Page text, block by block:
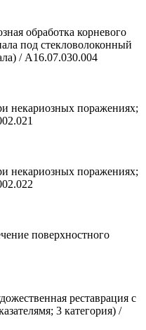
обработка корневого
под стекловолоконный
/ A16.07.030.004
некариозных поражениях;
некариозных поражениях;
поверхностного
реставрация с
3 категория) /